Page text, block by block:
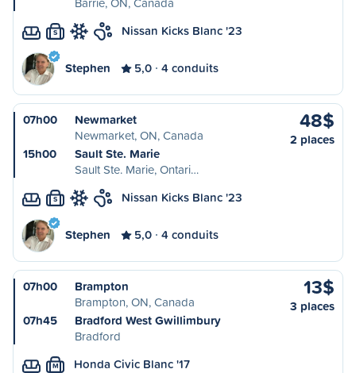
S Nissan Kicks Blanc '23
Stephen 5,0 4 conduits
07h00
Newmarket
Newmarket, ON, Canada
15h00
Sault Ste. Marie
Sault Ste. Marie, Ontari…
48$
2 places
S Nissan Kicks Blanc '23
Stephen 5,0 4 conduits
07h00
Brampton
Brampton, ON, Canada
07h45
Bradford West Gwillimbury
Bradford
13$
3 places
M Honda Civic Blanc '17